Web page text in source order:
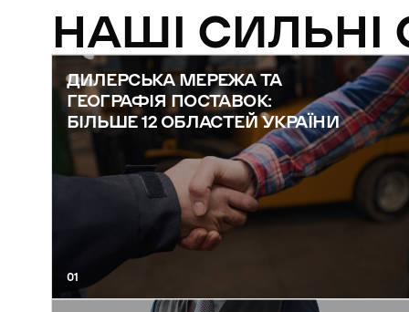
НАШІ СИЛЬНІ
ДИЛЕРСЬКА МЕРЕЖА ТА
ГЕОГРАФІЯ ПОСТАВОК:
БІЛЬШЕ 12 ОБЛАСТЕЙ УКРАЇНИ
01